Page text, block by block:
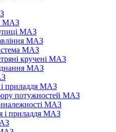
МАЗ
МАЗ
МАЗ
МАЗ
кручені МАЗ
МАЗ
і приладдя МАЗ
потужностей МАЗ
МАЗ
і приладдя МАЗ